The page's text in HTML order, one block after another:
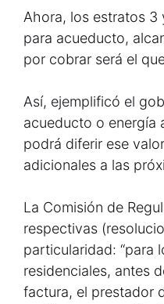
Ahora, los estratos 3
para acueducto,
por cobrar será el
Así, ejemplificó el
acueducto o energía
podrá diferir ese
adicionales a las
La Comisión de
respectivas
particularidad: “para
residenciales, antes
factura, el prestador